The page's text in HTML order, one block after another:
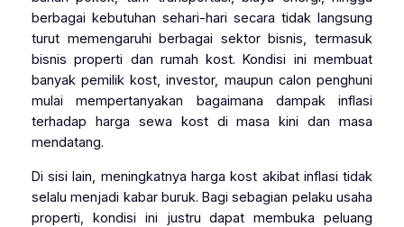
berbagai kebutuhan sehari-hari secara tidak langsung
turut memengaruhi berbagai sektor bisnis, termasuk
bisnis properti dan rumah kost. Kondisi ini membuat
banyak pemilik kost, investor, maupun calon penghuni
mulai mempertanyakan bagaimana dampak inflasi
terhadap harga sewa kost di masa kini dan masa
mendatang.
Di sisi lain, meningkatnya harga kost akibat inflasi tidak
selalu menjadi kabar buruk. Bagi sebagian pelaku usaha
properti, kondisi ini justru dapat membuka peluang